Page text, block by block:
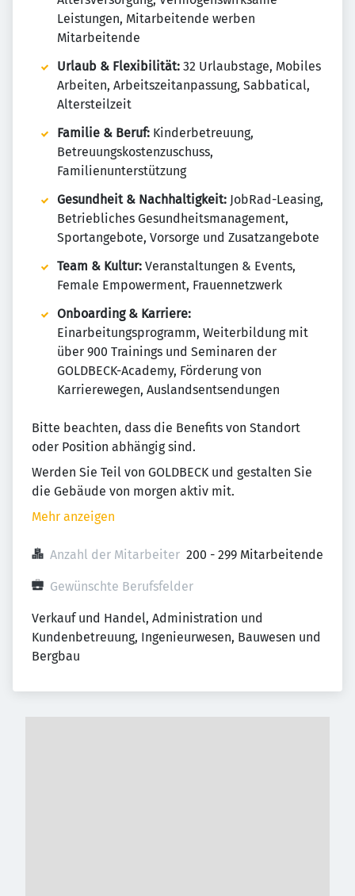
Leistungen, Mitarbeitende werben
Mitarbeitende
Urlaub & Flexibilität: 32 Urlaubstage, Mobiles
Arbeiten, Arbeitszeitanpassung, Sabbatical,
Altersteilzeit
Familie & Beruf: Kinderbetreuung,
Betreuungskostenzuschuss,
Familienunterstützung
Gesundheit & Nachhaltigkeit: JobRad-Leasing,
Betriebliches Gesundheitsmanagement,
Sportangebote, Vorsorge und Zusatzangebote
Team & Kultur: Veranstaltungen & Events,
Female Empowerment, Frauennetzwerk
Onboarding & Karriere:
Einarbeitungsprogramm, Weiterbildung mit
über 900 Trainings und Seminaren der
GOLDBECK-Academy, Förderung von
Karrierewegen, Auslandsentsendungen
Bitte beachten, dass die Benefits von Standort
oder Position abhängig sind.
Werden Sie Teil von GOLDBECK und gestalten Sie
die Gebäude von morgen aktiv mit.
Mehr anzeigen
Anzahl der Mitarbeiter 200 - 299 Mitarbeitende
Gewünschte Berufsfelder
Verkauf und Handel, Administration und
Kundenbetreuung, Ingenieurwesen, Bauwesen und
Bergbau